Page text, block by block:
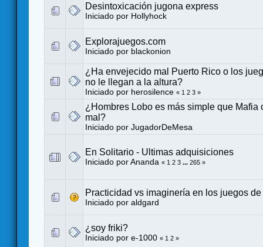
Desintoxicación jugona express
Iniciado por Hollyhock
Explorajuegos.com
Iniciado por blackonion
¿Ha envejecido mal Puerto Rico o los
no le llegan a la altura?
Iniciado por herosilence « 1 2 3 »
¿Hombres Lobo es más simple que Mafia
mal?
Iniciado por JugadorDeMesa
En Solitario - Ultimas adquisiciones
Iniciado por Ananda « 1 2 3 ... 265 »
Practicidad vs imaginería en los juegos
Iniciado por aldgard
¿soy friki?
Iniciado por e-1000 « 1 2 »